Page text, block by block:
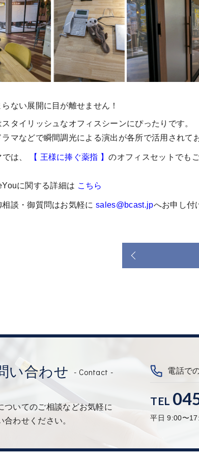
ない展開に目が離せません！
タイリッシュなオフィスシーンにぴったりです。
マなどで瞬間調光による演出が各所で活用されて
は、 【 王様に捧ぐ薬指 】のオフィスセットでも
に関する詳細は こちら
談・御質問はお気軽に sales@bcast.jpへお申し付
い合わせ - Contact -
ついてのご相談などお気軽に
合わせください。
電話で
TEL
平日 9:00〜